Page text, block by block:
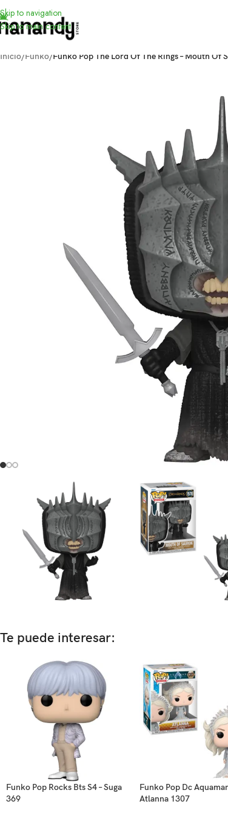
Skip to navigation
Skip to main content
Inicio/Funko/Funko Pop The Lord Of The Rings – Mouth Of
Te puede interesar:
Funko Pop Rocks Bts S4 – Suga
369
Funko Pop Dc
Atlanna 1307